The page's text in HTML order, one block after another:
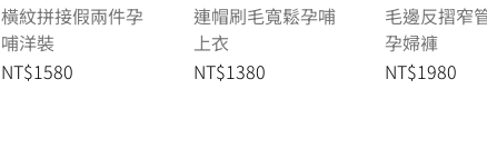
橫紋拼接假兩件孕
哺洋裝
NT$1580
連帽刷毛寬鬆孕哺
上衣
NT$1380
毛邊反摺窄
孕婦褲
NT$1980